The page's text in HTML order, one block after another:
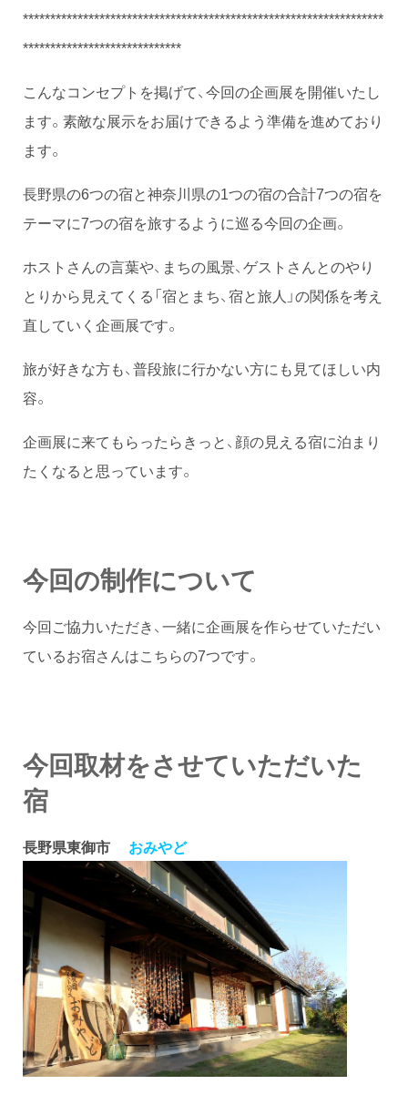
******************************************************************
*****************************
こんなコンセプトを掲げて、今回の企画展を開催いたし
ます。素敵な展示をお届けできるよう準備を進めており
ます。
長野県の6つの宿と神奈川県の1つの宿の合計7つの宿を
テーマに7つの宿を旅するように巡る今回の企画。
ホストさんの言葉や、まちの風景、ゲストさんとのやり
とりから見えてくる「宿とまち、宿と旅人」の関係を考え
直していく企画展です。
旅が好きな方も、普段旅に行かない方にも見てほしい内
容。
企画展に来てもらったらきっと、顔の見える宿に泊まり
たくなると思っています。
今回の制作について
今回ご協力いただき、一緒に企画展を作らせていただい
ているお宿さんはこちらの7つです。
今回取材をさせていただいた
宿
長野県東御市 おみやど